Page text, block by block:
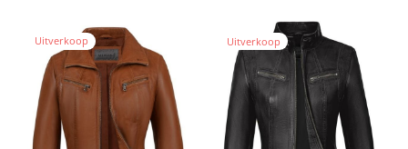
€199.95.€159.95.
Uitverkoop Uitverkoop